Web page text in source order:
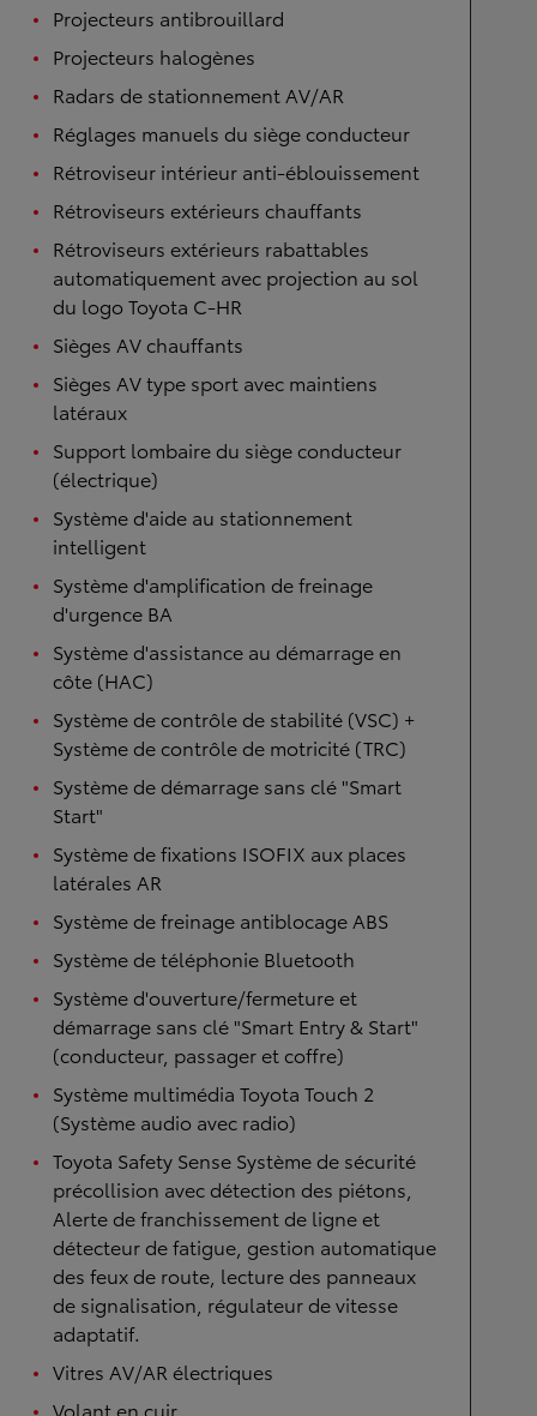
Projecteurs antibrouillard
Projecteurs halogènes
Radars de stationnement AV/AR
Réglages manuels du siège conducteur
Rétroviseur intérieur anti-éblouissement
Rétroviseurs extérieurs chauffants
Rétroviseurs extérieurs rabattables
automatiquement avec projection au sol
du logo Toyota C-HR
Sièges AV chauffants
Sièges AV type sport avec maintiens
latéraux
Support lombaire du siège conducteur
(électrique)
Système d'aide au stationnement
intelligent
Système d'amplification de freinage
d'urgence BA
Système d'assistance au démarrage en
côte (HAC)
Système de contrôle de stabilité (VSC) +
Système de contrôle de motricité (TRC)
Système de démarrage sans clé "Smart
Start"
Système de fixations ISOFIX aux places
latérales AR
Système de freinage antiblocage ABS
Système de téléphonie Bluetooth
Système d'ouverture/fermeture et
démarrage sans clé "Smart Entry & Start"
(conducteur, passager et coffre)
Système multimédia Toyota Touch 2
(Système audio avec radio)
Toyota Safety Sense Système de sécurité
précollision avec détection des piétons,
Alerte de franchissement de ligne et
détecteur de fatigue, gestion automatique
des feux de route, lecture des panneaux
de signalisation, régulateur de vitesse
adaptatif.
Vitres AV/AR électriques
Volant en cuir